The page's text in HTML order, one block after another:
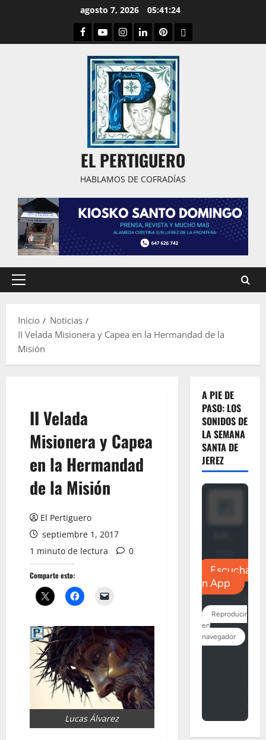
agosto 7, 2026 05:41:25
Facebook
YoutubeInstagram
LinkedPinterestDribbble
EL PERTIGUERO
HABLAMOS DE COFRADÍAS
Menú
Inicio
Noticias
II Velada Misionera y Capea en la Hermandad de la
Misión
II Velada
Misionera y Capea
en la Hermandad
de la Misión
El Pertiguero
septiembre 1, 2017
1 minuto de lectura
0
Comparte esto:
Lucas Álvarez
A PIE DE
PASO: LOS
SONIDOS DE
LA SEMANA
SANTA DE
JEREZ